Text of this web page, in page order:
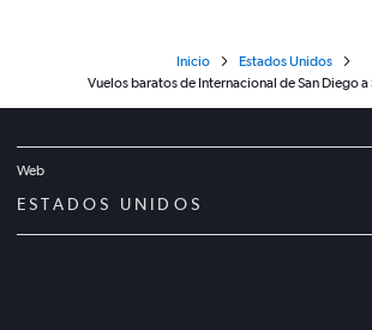
Inicio
Estados Unidos
Vuelos baratos de Internacional de San Diego a
Web
ESTADOS UNIDOS